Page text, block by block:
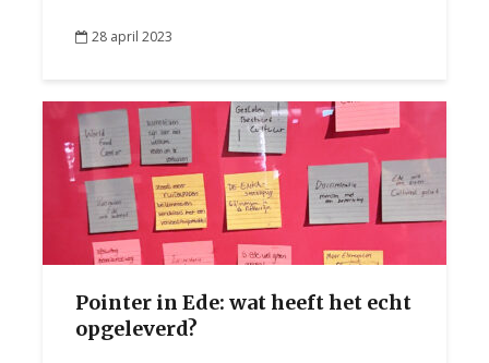
28 april 2023
Pointer in Ede: wat heeft het echt
opgeleverd?